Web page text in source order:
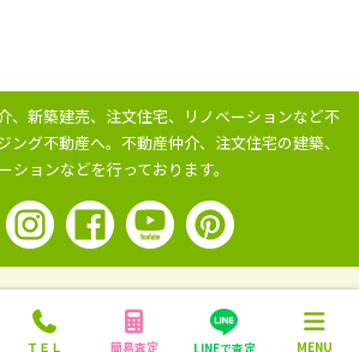
ＴＥＬ 簡易査定 LINEで査定 MENU
、新築建売、注文住宅、リノベーションなど不
グ不動産へ。 不動産仲介、注文住宅の建築、
ションなどを行っております。